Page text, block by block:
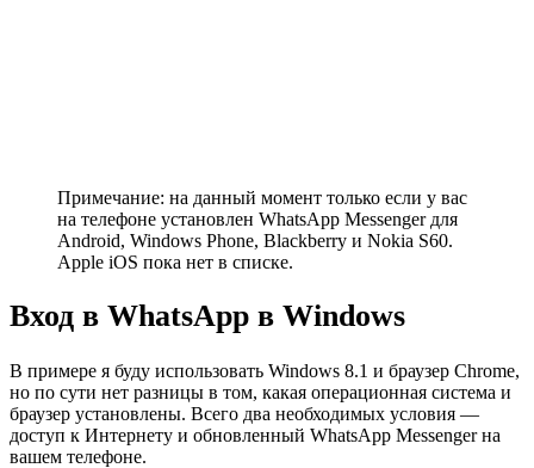
Примечание: на данный момент только если у вас
на телефоне установлен WhatsApp Messenger для
Android, Windows Phone, Blackberry и Nokia S60.
Apple iOS пока нет в списке.
Вход в WhatsApp в Windows
В примере я буду использовать Windows 8.1 и браузер Chrome,
но по сути нет разницы в том, какая операционная система и
браузер установлены. Всего два необходимых условия —
доступ к Интернету и обновленный WhatsApp Messenger на
вашем телефоне.